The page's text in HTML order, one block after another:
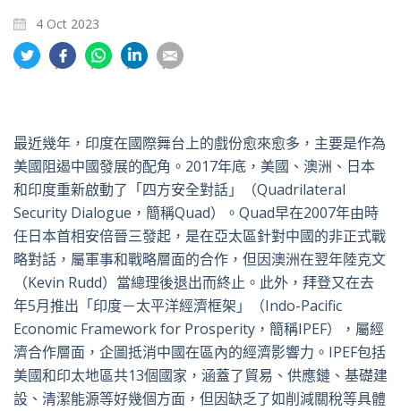
4 Oct 2023
分
享
特
分
享
書
分
享
享
英
享
郵
最近幾年，印度在國際舞台上的戲份愈來愈多，主要是作為
美國阻遏中國發展的配角。2017年底，美國、澳洲、日本
和印度重新啟動了「四方安全對話」（Quadrilateral
Security Dialogue，簡稱Quad）。Quad早在2007年由時
任日本首相安倍晉三發起，是在亞太區針對中國的非正式戰
略對話，屬軍事和戰略層面的合作，但因澳洲在翌年陸克文
（Kevin Rudd）當總理後退出而終止。此外，拜登又在去
年5月推出「印度－太平洋經濟框架」（Indo-Pacific
Economic Framework for Prosperity，簡稱IPEF），屬經
濟合作層面，企圖抵消中國在區內的經濟影響力。IPEF包括
美國和印太地區共13個國家，涵蓋了貿易、供應鏈、基礎建
設、清潔能源等好幾個方面，但因缺乏了如削減關稅等具體